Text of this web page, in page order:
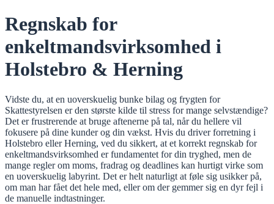
Regnskab for
enkeltmandsvirksomhed i
Holstebro & Herning
Vidste du, at en uoverskuelig bunke bilag og frygten for
Skattestyrelsen er den største kilde til stress for mange selvstændige?
Det er frustrerende at bruge aftenerne på tal, når du hellere vil
fokusere på dine kunder og din vækst. Hvis du driver forretning i
Holstebro eller Herning, ved du sikkert, at et korrekt regnskab for
enkeltmandsvirksomhed er fundamentet for din tryghed, men de
mange regler om moms, fradrag og deadlines kan hurtigt virke som
en uoverskuelig labyrint. Det er helt naturligt at føle sig usikker på,
om man har fået det hele med, eller om der gemmer sig en dyr fejl i
de manuelle indtastninger.